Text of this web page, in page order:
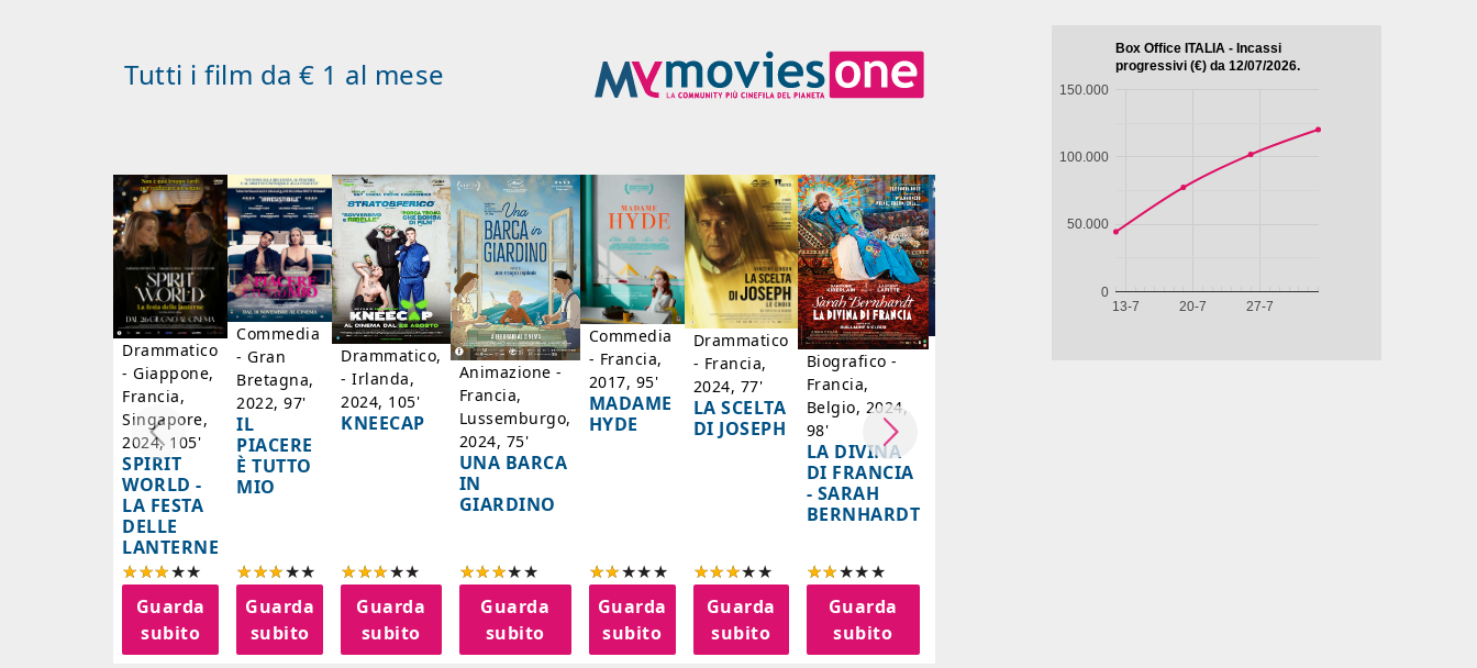
Tutti i film da € 1 al mese
Drammatico
- Giappone,
Francia,
Singapore,
2024, 105'
SPIRIT
WORLD -
LA FESTA
DELLE
LANTERNE
Guarda
subito
Commedia
- Gran
Bretagna,
2022, 97'
IL
PIACERE
È TUTTO
MIO
Guarda
subito
Drammatico,
- Irlanda,
2024, 105'
KNEECAP
Guarda
subito
Animazione -
Francia,
Lussemburgo,
2024, 75'
UNA BARCA
IN
GIARDINO
Guarda
subito
Commedia
- Francia,
2017, 95'
MADAME
HYDE
Guarda
subito
Drammatico
- Francia,
2024, 77'
LA SCELTA
DI JOSEPH
Guarda
subito
Biografico -
Francia,
Belgio, 2024,
98'
LA DIVINA
DI FRANCIA
- SARAH
BERNHARDT
Guarda
subito
Drammatico,
- Danimarca,
2024, 100'
Commedia
LADRA
BLU